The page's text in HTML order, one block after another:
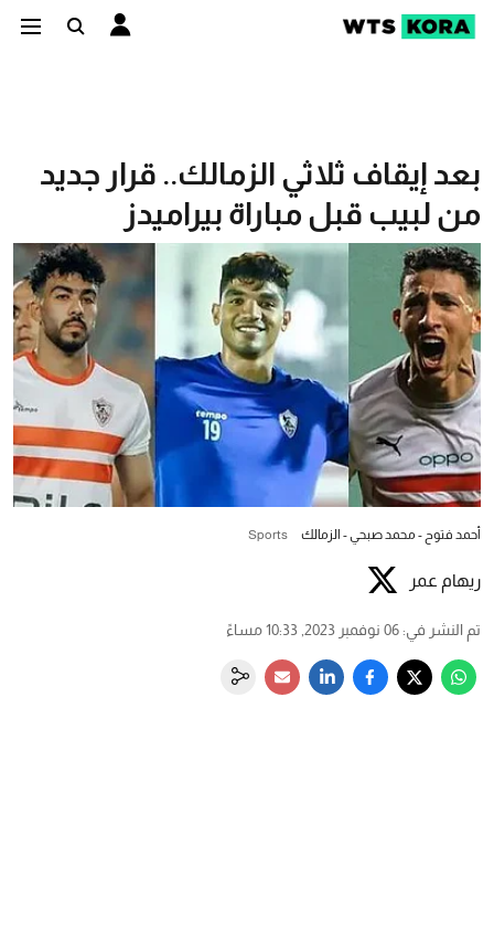
بعد إيقاف ثلاثي الزمالك.. قرار جديد
من لبيب قبل مباراة بيراميدز
أحمد فتوح - محمد صبحي - الزمالك Sports
ريهام عمر
تم النشر في: 06 نوفمبر 2023, 10:33 مساءً